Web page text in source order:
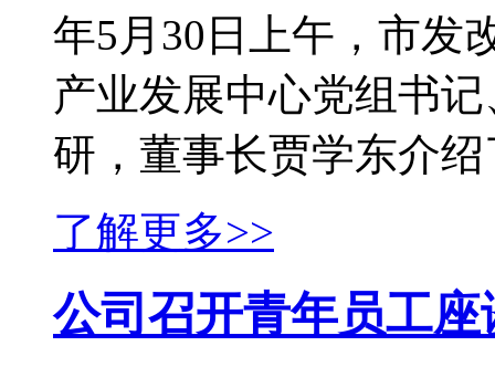
年5月30日上午，市发
产业发展中心党组书
研，董事长贾学东介绍
了解更多>>
公司召开青年员工座